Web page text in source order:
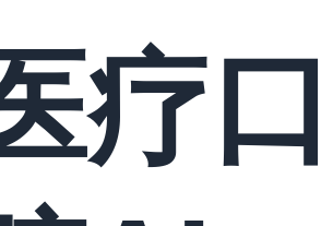
育机
疗口